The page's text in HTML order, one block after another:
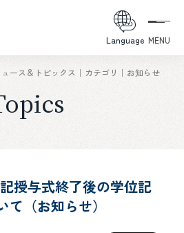
Language MENU
ュース＆トピックス カテゴリ お知らせ
授与式終了後の学位記
（お知らせ）